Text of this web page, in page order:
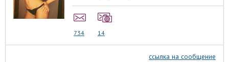
734 14
ссылка на сообщение